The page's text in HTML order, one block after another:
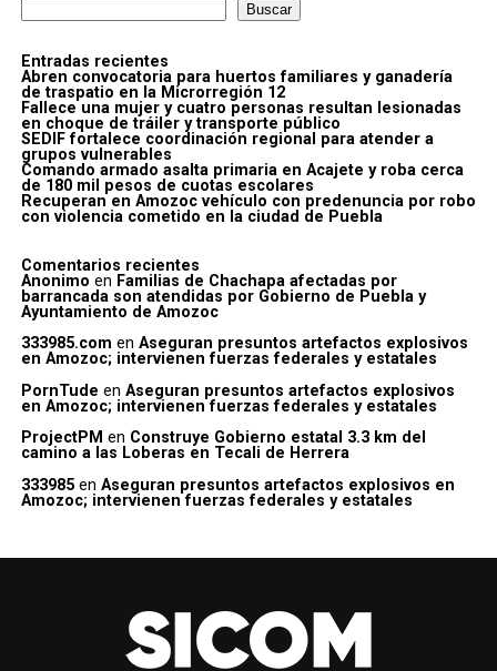
Buscar
Entradas recientes
Abren convocatoria para huertos familiares y ganadería
de traspatio en la Microrregión 12
Fallece una mujer y cuatro personas resultan lesionadas
en choque de tráiler y transporte público
SEDIF fortalece coordinación regional para atender a
grupos vulnerables
Comando armado asalta primaria en Acajete y roba cerca
de 180 mil pesos de cuotas escolares
Recuperan en Amozoc vehículo con predenuncia por robo
con violencia cometido en la ciudad de Puebla
Comentarios recientes
Anonimo en Familias de Chachapa afectadas por
barrancada son atendidas por Gobierno de Puebla y
Ayuntamiento de Amozoc
333985.com en Aseguran presuntos artefactos explosivos
en Amozoc; intervienen fuerzas federales y estatales
PornTude en Aseguran presuntos artefactos explosivos
en Amozoc; intervienen fuerzas federales y estatales
ProjectPM en Construye Gobierno estatal 3.3 km del
camino a las Loberas en Tecali de Herrera
333985en Aseguran presuntos artefactos explosivos en
Amozoc; intervienen fuerzas federales y estatales